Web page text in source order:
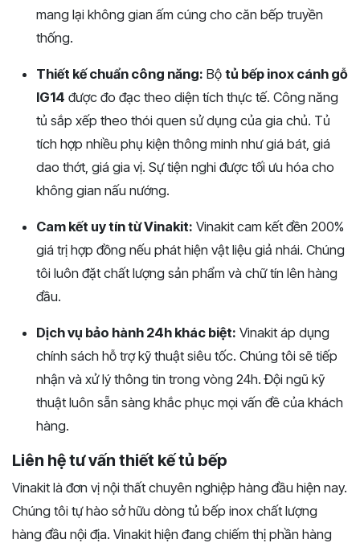
mang lại không gian ấm cúng cho căn bếp truyền
thống.
Thiết kế chuẩn công năng: Bộ tủ bếp inox cánh gỗ
IG14 được đo đạc theo diện tích thực tế. Công năng
tủ sắp xếp theo thói quen sử dụng của gia chủ. Tủ
tích hợp nhiều phụ kiện thông minh như giá bát, giá
dao thớt, giá gia vị. Sự tiện nghi được tối ưu hóa cho
không gian nấu nướng.
Cam kết uy tín từ Vinakit: Vinakit cam kết đền 200%
giá trị hợp đồng nếu phát hiện vật liệu giả nhái. Chúng
tôi luôn đặt chất lượng sản phẩm và chữ tín lên hàng
đầu.
Dịch vụ bảo hành 24h khác biệt: Vinakit áp dụng
chính sách hỗ trợ kỹ thuật siêu tốc. Chúng tôi sẽ tiếp
nhận và xử lý thông tin trong vòng 24h. Đội ngũ kỹ
thuật luôn sẵn sàng khắc phục mọi vấn đề của khách
hàng.
Liên hệ tư vấn thiết kế tủ bếp
Vinakit là đơn vị nội thất chuyên nghiệp hàng đầu hiện nay.
Chúng tôi tự hào sở hữu dòng tủ bếp inox chất lượng
hàng đầu nội địa. Vinakit hiện đang chiếm thị phần hàng